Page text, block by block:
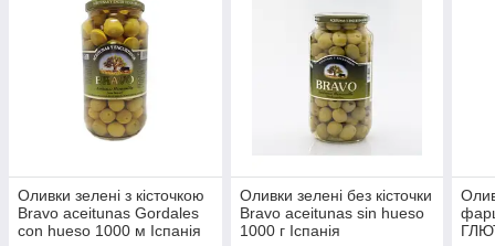
Оливки зелені з кісточкою
Bravo aceitunas Gordales
con hueso 1000 м Іспанія
Оливки зелені без кісточки
Bravo aceitunas sin hueso
1000 г Іспанія